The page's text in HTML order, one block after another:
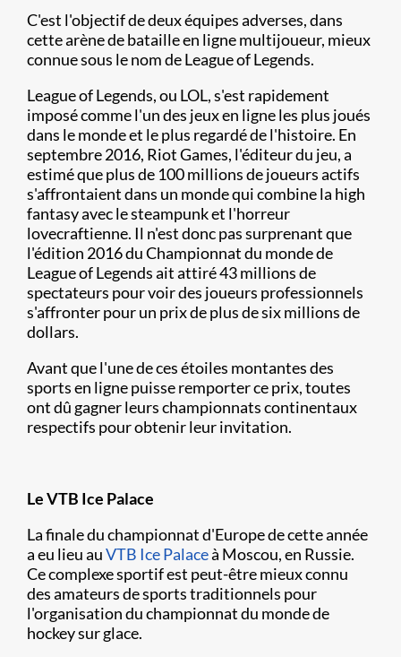
C'est l'objectif de deux équipes adverses, dans
cette arène de bataille en ligne multijoueur, mieux
connue sous le nom de League of Legends.
League of Legends, ou LOL, s'est rapidement
imposé comme l'un des jeux en ligne les plus joués
dans le monde et le plus regardé de l'histoire. En
septembre 2016, Riot Games, l'éditeur du jeu, a
estimé que plus de 100 millions de joueurs actifs
s'affrontaient dans un monde qui combine la high
fantasy avec le steampunk et l'horreur
lovecraftienne. Il n'est donc pas surprenant que
l'édition 2016 du Championnat du monde de
League of Legends ait attiré 43 millions de
spectateurs pour voir des joueurs professionnels
s'affronter pour un prix de plus de six millions de
dollars.
Avant que l'une de ces étoiles montantes des
sports en ligne puisse remporter ce prix, toutes
ont dû gagner leurs championnats continentaux
respectifs pour obtenir leur invitation.
Le VTB Ice Palace
La finale du championnat d'Europe de cette année
a eu lieu auVTB Ice Palaceà Moscou, en Russie.
Ce complexe sportif est peut-être mieux connu
des amateurs de sports traditionnels pour
l'organisation du championnat du monde de
hockey sur glace.